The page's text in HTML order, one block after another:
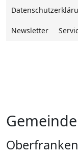
Newsletter